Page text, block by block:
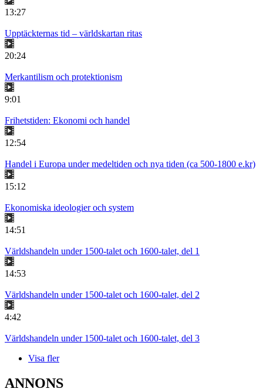
13:27
Upptäckternas tid – världskartan ritas
20:24
Merkantilism och protektionism
9:01
Frihetstiden: Ekonomi och handel
12:54
Handel i Europa under medeltiden och nya tiden (ca 500-1800 e.kr)
15:12
Ekonomiska ideologier och system
14:51
Världshandeln under 1500-talet och 1600-talet, del 1
14:53
Världshandeln under 1500-talet och 1600-talet, del 2
4:42
Världshandeln under 1500-talet och 1600-talet, del 3
Visa fler
ANNONS